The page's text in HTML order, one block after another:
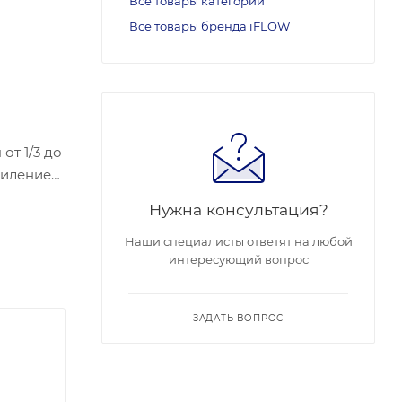
1/3 до
Все товары бренда iFLOW
Нужна консультация?
Наши специалисты ответят на любой
интересующий вопрос
ЗАДАТЬ ВОПРОС